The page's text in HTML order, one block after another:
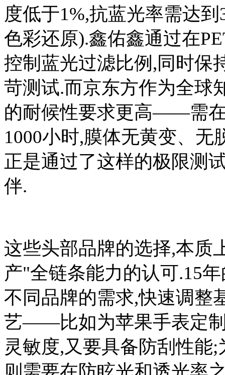
度低于1%,抗蓝光率需达
色彩还原).鑫佑鑫通过在
控制蓝光过滤比例,同时保
苛测试.而京东方作为全球
的耐候性要求更高——需
1000小时,膜体无黄变、
正是通过了这样的极限测
伴.
这些头部品牌的选择,本质
产"全链条能力的认可.15
不同品牌的需求,快速调整
艺——比如为苹果手表定
灵敏度,又要具备防刮性能